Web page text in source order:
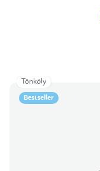
Bestseller
Tönköly